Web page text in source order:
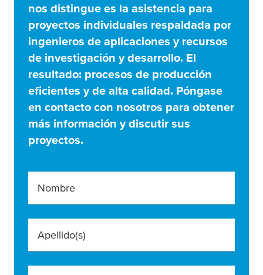
nos distingue es la asistencia para
proyectos individuales respaldada por
ingenieros de aplicaciones y recursos
de investigación y desarrollo. El
resultado: procesos de producción
eficientes y de alta calidad. Póngase
en contacto con nosotros para obtener
más información y discutir sus
proyectos.
Nombre
Apellido(s)